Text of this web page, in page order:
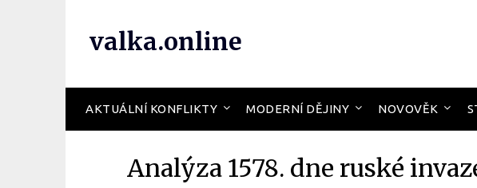
valka.online
AKTUÁLNÍ KONFLIKTY MODERNÍ DĚJINY NOVOVĚK
Analýza 1578. dne ruské